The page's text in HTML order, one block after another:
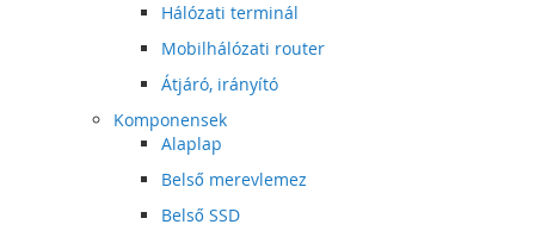
Hálózati terminál
Mobilhálózati router
Átjáró, irányító
Komponensek
Alaplap
Belső merevlemez
Belső SSD